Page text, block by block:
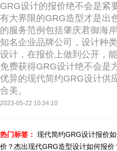
GRG设计的报价绝不会是紧
有大界限的GRG造型才是出
的服务范例包括肇庆君御海
知名企业品牌公司，设计种
设计，在报价上做到公开，
免费获得GRG设计绝不会是
优异的现代简约GRG设计供
合美。
2023-05-22 10:34:10
热门标签： 现代简约GRG设计报价如
价？杰出现代GRG造型设计如何报价